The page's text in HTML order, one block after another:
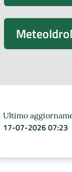
Ultimo
17-07-2026 07:23